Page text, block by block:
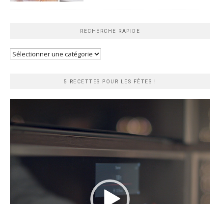
RECHERCHE RAPIDE
Recherche
5 RECETTES POUR LES FÊTES !